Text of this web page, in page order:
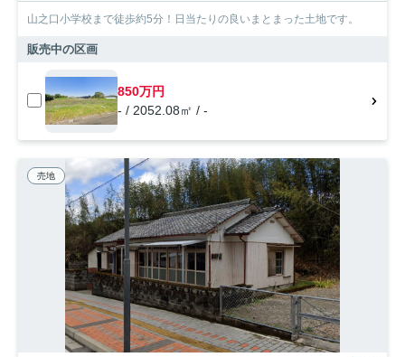
山之口小学校まで徒歩約5分！日当たりの良いまとまった土地です。
販売中の区画
850万円
- / 2052.08㎡ / -
売地